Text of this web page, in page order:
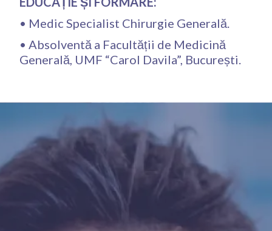
• Medic Specialist Chirurgie Generală.
• Absolventă a Facultății de Medicină
Generală, UMF “Carol Davila”, București.